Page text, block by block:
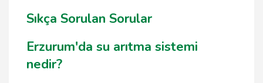
Sıkça Sorulan Sorular
Erzurum'da su arıtma sistemi
nedir?